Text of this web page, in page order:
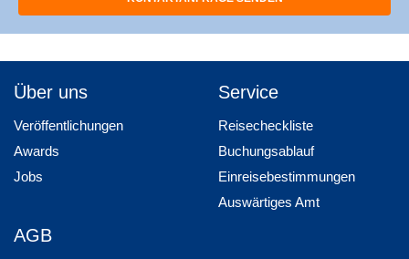
Über uns
Veröffentlichungen
Awards
Jobs
Service
Reisecheckliste
Buchungsablauf
Einreisebestimmungen
Auswärtiges Amt
AGB